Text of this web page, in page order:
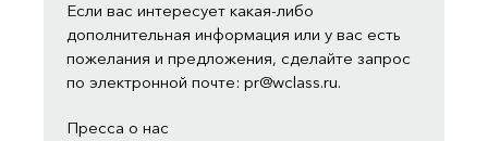
Если вас интересует какая-либо
дополнительная информация или у вас есть
пожелания и предложения, сделайте запрос
по электронной почте: pr@wclass.ru.
Пресса о нас